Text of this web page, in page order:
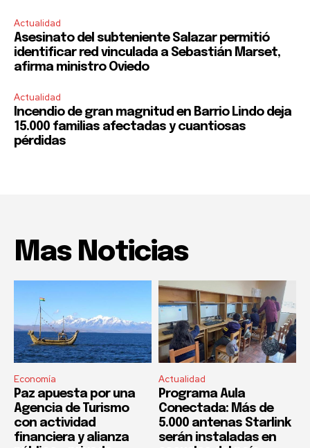
Actualidad
Asesinato del subteniente Salazar permitió
identificar red vinculada a Sebastián Marset,
afirma ministro Oviedo
Actualidad
Incendio de gran magnitud en Barrio Lindo deja
15.000 familias afectadas y cuantiosas
pérdidas
Mas Noticias
Economía
Paz apuesta por una
Agencia de Turismo
con actividad
financiera y alianza
Actualidad
Programa Aula
Conectada: Más de
5.000 antenas Starlink
serán instaladas en